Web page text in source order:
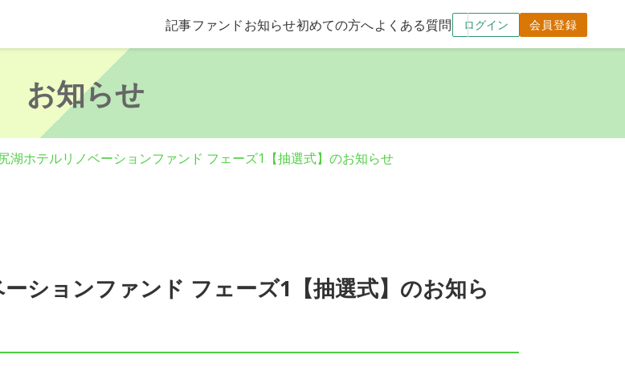
記事ファンドお知らせ初めての方へよくある質問 ログイン 会員登録
お知らせ
湖ホテルリノベーションファンド フェーズ1【抽選式】のお知らせ
ションファンド フェーズ1【抽選式】のお知ら